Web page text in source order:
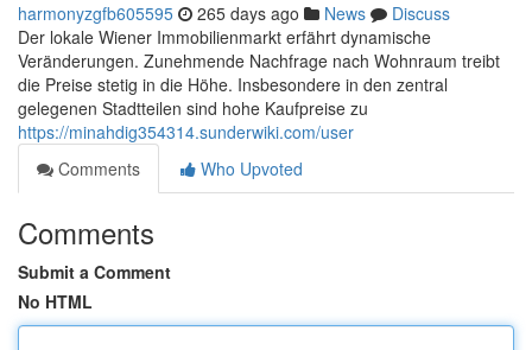
harmonyzgfb605595 265 days ago News
Discuss
Der lokale Wiener Immobilienmarkt erfährt dynamische
Veränderungen. Zunehmende Nachfrage nach Wohnraum treibt
die Preise stetig in die Höhe. Insbesondere in den zentral
gelegenen Stadtteilen sind hohe Kaufpreise zu
https://minahdig354314.sunderwiki.com/user
Comments
Who Upvoted
Comments
Submit a Comment
No HTML